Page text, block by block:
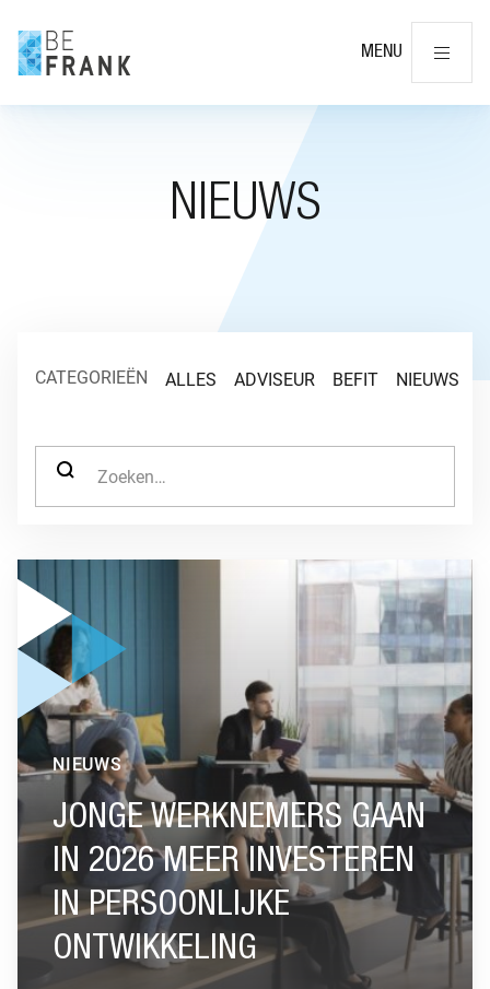
MENU
NIEUWS
CATEGORIEËN ALLES ADVISEUR BEFIT NIEUWS
ZOEK NAAR:
GA NAAR “JONGE WERKNEMERS GAAN IN 2026 MEER
JONGE WERKNEMERS GAAN
IN 2026 MEER INVESTEREN
IN PERSOONLIJKE
ONTWIKKELING
NIEUWS